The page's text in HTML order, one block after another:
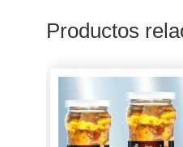
Productos